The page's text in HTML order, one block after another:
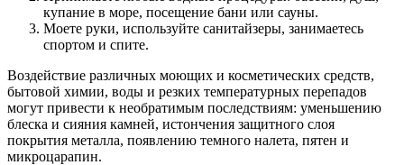
купание в море, посещение бани или сауны.
Моете руки, используйте санитайзеры, занимаетесь
спортом и спите.
Воздействие различных моющих и косметических средств,
бытовой химии, воды и резких температурных перепадов
могут привести к необратимым последствиям: уменьшению
блеска и сияния камней, истончения защитного слоя
покрытия металла, появлению темного налета, пятен и
микроцарапин.